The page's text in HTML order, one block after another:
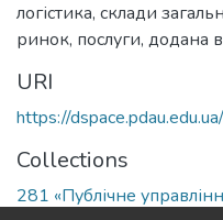
логістика, склади
ринок, послуги, додана
URI
https://
Collections
281 «Публічне